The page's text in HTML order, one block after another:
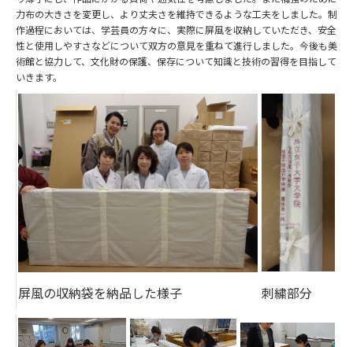
力布の大きさを変更し、より丈夫さを維持できるような工夫をしました。制
作過程においては、学芸員の方々に、実際に屏風を収納していただき、安全
性と使用しやすさなどについて双方の意見を重ねて進行しました。今後も美
術館と協力して、文化財の保護、保存について知識と技術の習得を目指して
いきます。
屏風の収納袋を納品した様子 刺繍部分